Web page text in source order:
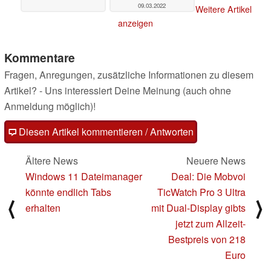
09.03.2022
Weitere Artikel
anzeigen
Kommentare
Fragen, Anregungen, zusätzliche Informationen zu diesem
Artikel? - Uns interessiert Deine Meinung (auch ohne
Anmeldung möglich)!
Diesen Artikel kommentieren / Antworten
⟨
Ältere News
Windows 11 Dateimanager
könnte endlich Tabs
erhalten
Neuere News
Deal: Die Mobvoi
TicWatch Pro 3 Ultra
mit Dual-Display gibts
jetzt zum Allzeit-
Bestpreis von 218
Euro
⟩